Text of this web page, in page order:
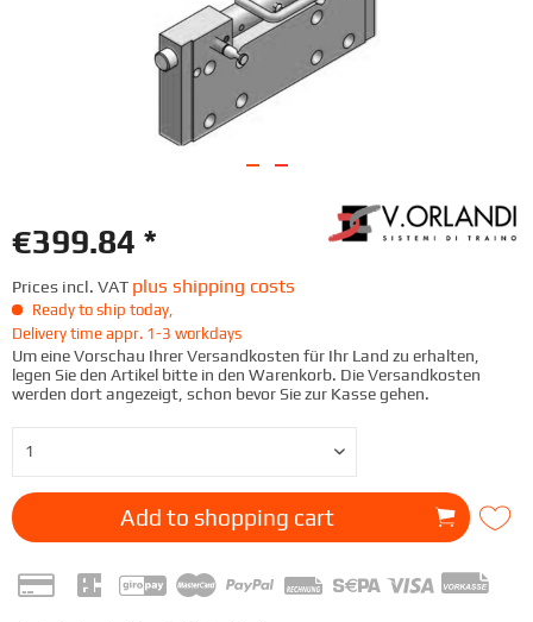
€399.84 *
Prices incl. VAT plus shipping costs
Ready to ship today,
Delivery time appr. 1-3 workdays
Um eine Vorschau Ihrer Versandkosten für Ihr Land zu erhalten,
legen Sie den Artikel bitte in den Warenkorb. Die Versandkosten
werden dort angezeigt, schon bevor Sie zur Kasse gehen.
Add to shopping cart